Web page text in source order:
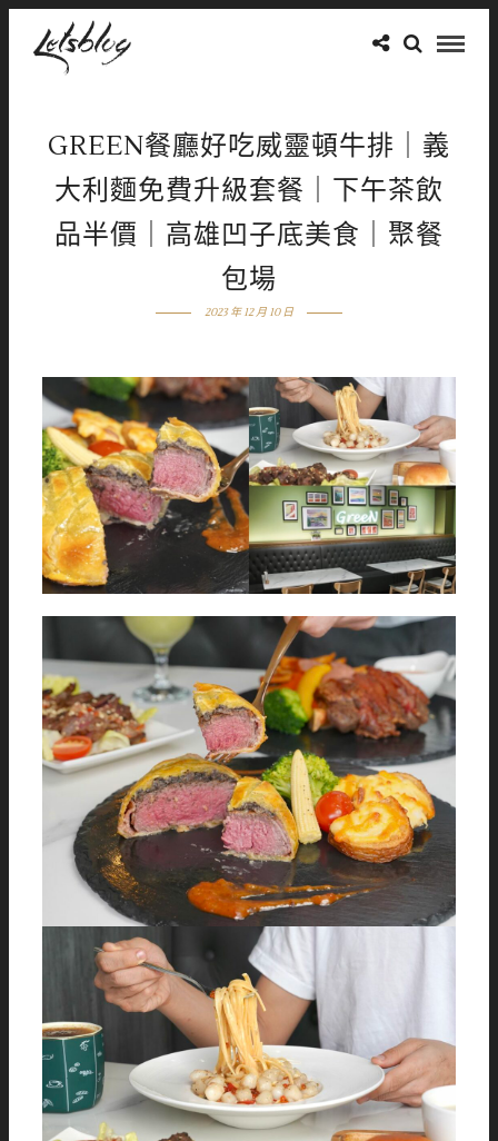
GREEN餐廳好吃威靈頓牛排｜義
大利麵免費升級套餐｜下午茶飲
品半價｜高雄凹子底美食｜聚餐
包場
2023 年 12 月 10 日